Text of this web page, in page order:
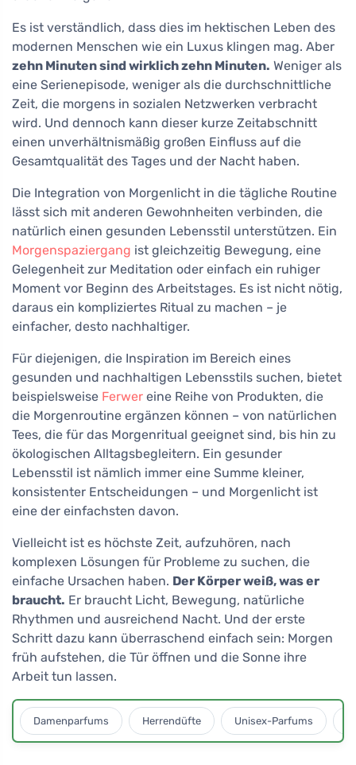
Es ist verständlich, dass dies im hektischen Leben des
modernen Menschen wie ein Luxus klingen mag. Aber
zehn Minuten sind wirklich zehn Minuten. Weniger als
eine Serienepisode, weniger als die durchschnittliche
Zeit, die morgens in sozialen Netzwerken verbracht
wird. Und dennoch kann dieser kurze Zeitabschnitt
einen unverhältnismäßig großen Einfluss auf die
Gesamtqualität des Tages und der Nacht haben.
Die Integration von Morgenlicht in die tägliche Routine
lässt sich mit anderen Gewohnheiten verbinden, die
natürlich einen gesunden Lebensstil unterstützen. Ein
Morgenspaziergang ist gleichzeitig Bewegung, eine
Gelegenheit zur Meditation oder einfach ein ruhiger
Moment vor Beginn des Arbeitstages. Es ist nicht nötig,
daraus ein kompliziertes Ritual zu machen – je
einfacher, desto nachhaltiger.
Für diejenigen, die Inspiration im Bereich eines
gesunden und nachhaltigen Lebensstils suchen, bietet
beispielsweise Ferwer eine Reihe von Produkten, die
die Morgenroutine ergänzen können – von natürlichen
Tees, die für das Morgenritual geeignet sind, bis hin zu
ökologischen Alltagsbegleitern. Ein gesunder
Lebensstil ist nämlich immer eine Summe kleiner,
konsistenter Entscheidungen – und Morgenlicht ist
eine der einfachsten davon.
Vielleicht ist es höchste Zeit, aufzuhören, nach
komplexen Lösungen für Probleme zu suchen, die
einfache Ursachen haben. Der Körper weiß, was er
braucht. Er braucht Licht, Bewegung, natürliche
Rhythmen und ausreichend Nacht. Und der erste
Schritt dazu kann überraschend einfach sein: Morgen
früh aufstehen, die Tür öffnen und die Sonne ihre
Arbeit tun lassen.
Damenparfums Herrendüfte Unisex-Parfums